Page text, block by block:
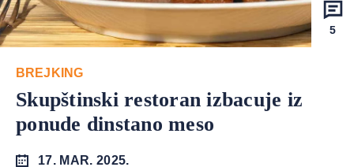
5
BREJKING
Skupštinski restoran izbacuje iz
ponude dinstano meso
17. MAR. 2025.